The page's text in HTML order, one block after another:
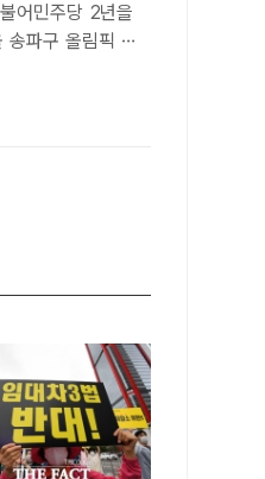
파구 올림픽 체
로 선출 된 뒤 당